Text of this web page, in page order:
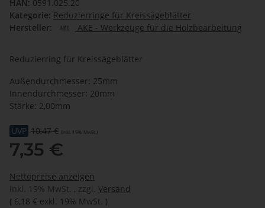
HAN: 0591.025.20
Kategorie: Reduzierringe für Kreissägeblätter
Hersteller:
AKE - Werkzeuge für die Holzbearbeitung
Reduzierring für Kreissägeblätter
Außendurchmesser: 25mm
Innendurchmesser: 20mm
Stärke: 2,00mm
UVP 10,47 € (inkl. 19% MwSt.)
7,35 €
Nettopreise anzeigen
inkl. 19% MwSt. , zzgl. Versand
( 6,18 € exkl. 19% MwSt. )